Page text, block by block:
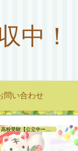
中！
問い合わせ